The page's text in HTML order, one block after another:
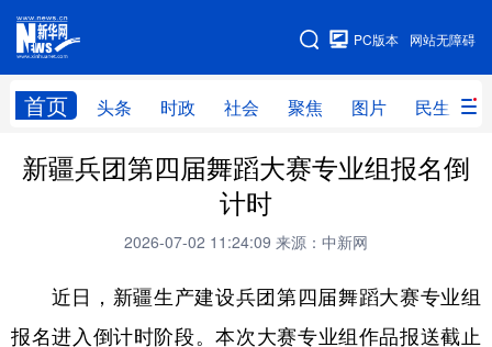
网站无障碍
PC版本
首页 头条 时政 社会 聚焦 图片 民生
网站地图
头条 时政 社会 聚焦
服务
云游新疆 云端悦读 云看书画 光影新疆
新疆兵团第四届舞蹈大赛专业组报名倒
计时
2026-07-02 11:24:09 来源：中新网
近日，新疆生产建设兵团第四届舞蹈大赛专业组
报名进入倒计时阶段。本次大赛专业组作品报送截止